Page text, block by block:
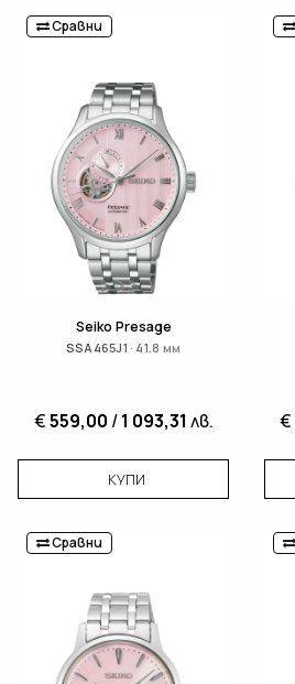
Сравни
Seiko Presage
SSA465J1 · 41.8 мм
€559,00 /1 093,31 лв.
КУПИ
€
Сравни